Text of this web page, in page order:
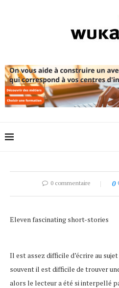
0 commentaire 0
Eleven fascinating short-stories
Il est assez difficile d’écrire au
souvent il est difficile de trouver
alors le lecteur a été si interpellé